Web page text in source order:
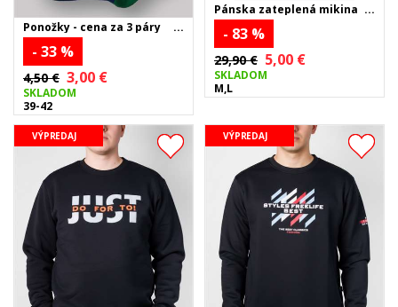
Ponožky - cena za 3 páry
- 33 %
4,50 € 3,00 €
SKLADOM
39-42
Pánska zateplená mikina
JUST - béžová
- 83 %
29,90 € 5,00 €
SKLADOM
M,L
VÝPREDAJ VÝPREDAJ